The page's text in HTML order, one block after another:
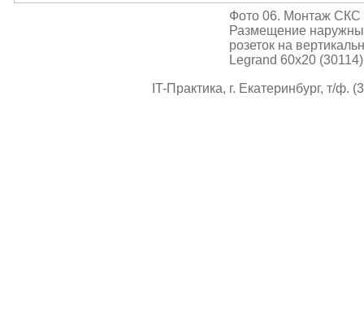
Фото 06. Монтаж СКС
Размещение
розеток на
Legrand 60x20
IT-Практика, г. Екатеринбург, т/ф.